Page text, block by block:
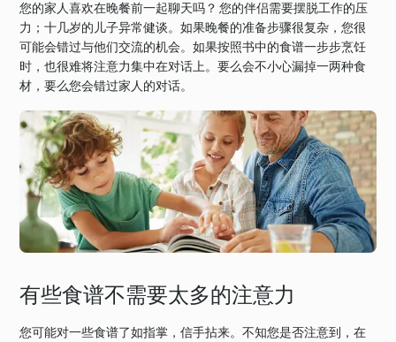
您的家人喜欢在晚餐前一起聊天吗？ 您的伴侣需要摆脱工作的压
力；十几岁的儿子异常健谈。如果晚餐的准备步骤很复杂，您很
可能会错过与他们交流的机会。如果按照书中的食谱一步步烹饪
时，也很难将注意力集中在对话上。要么会不小心漏掉一两种食
材，要么您会错过家人的对话。
有些食谱不需要太多的注意力
您可能对一些食谱了如指掌，信手拈来。不知您是否注意到，在